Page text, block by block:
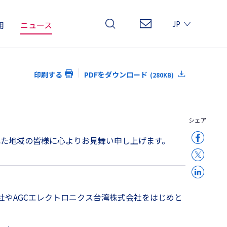
ニュース
JP
PDFをダウンロード (280KB)
印刷する
域の皆様に心よりお見舞い申し上げます。
AGCエレクトロニクス台湾株式会社をはじめと
シェア